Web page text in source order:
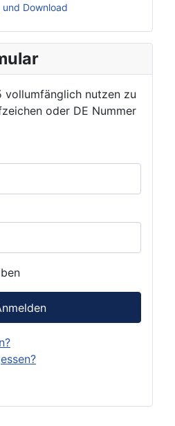
Download
vollumfänglich nutzen zu
oder DE Nummer